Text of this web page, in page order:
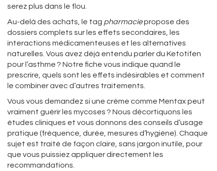
serez plus dans le flou.
Au-delà des achats, le tag pharmaciepropose des
dossiers complets sur les effets secondaires, les
interactions médicamenteuses et les alternatives
naturelles. Vous avez déjà entendu parler du Ketotifen
pour l’asthme ? Notre fiche vous indique quand le
prescrire, quels sont les effets indésirables et comment
le combiner avec d’autres traitements.
Vous vous demandez si une crème comme Mentax peut
vraiment guérir les mycoses ? Nous décortiquons les
études cliniques et vous donnons des conseils d’usage
pratique (fréquence, durée, mesures d’hygiène). Chaque
sujet est traité de façon claire, sans jargon inutile, pour
que vous puissiez appliquer directement les
recommandations.